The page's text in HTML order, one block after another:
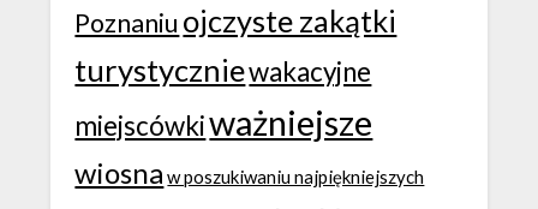
Poznaniu ojczyste zakątki
turystyczniewakacyjne
miejscówkiważniejsze
wiosna w poszukiwaniu najpiękniejszych